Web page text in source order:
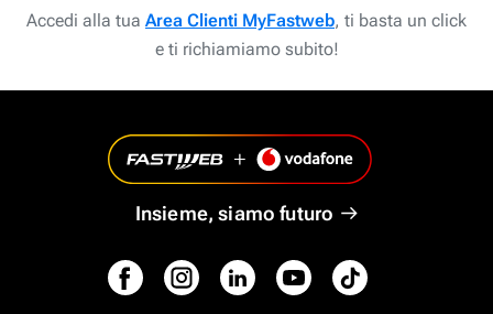
Accedi alla tua Area Clienti MyFastweb, ti basta un click
e ti richiamiamo subito!
Insieme, siamo futuro